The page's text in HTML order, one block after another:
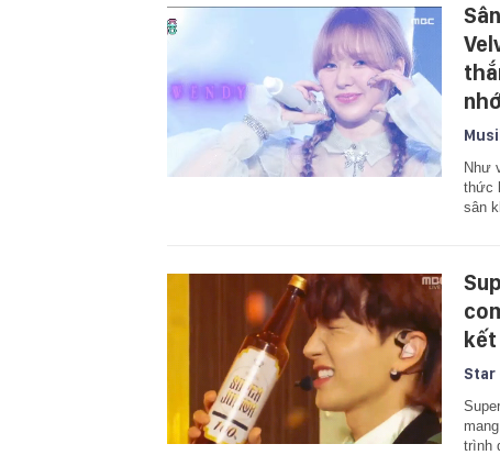
Như
thức
sân
kết
Star
trình